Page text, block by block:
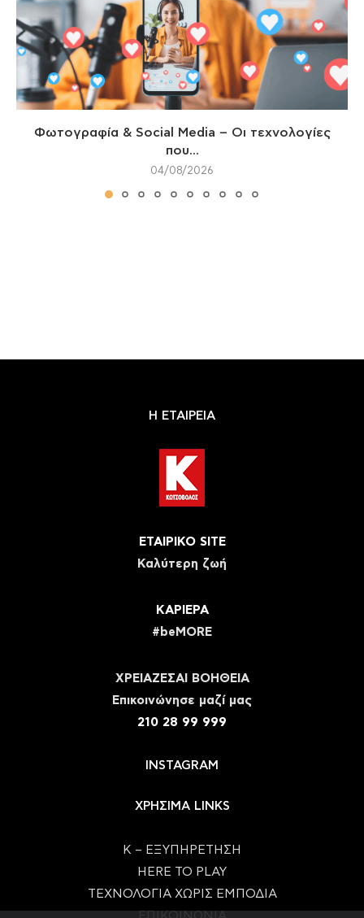
Φωτογραφία & Social Media – Οι τεχνολογίες
που...
04/08/2026
Η ΕΤΑΙΡΕΙΑ
ΕΤΑΙΡΙΚΟ SITE
Καλύτερη ζωή
ΚΑΡΙΕΡΑ
#beMORE
ΧΡΕΙΑΖΕΣΑΙ ΒΟΗΘΕΙΑ
Eπικοινώνησε μαζί μας
210 28 99 999
INSTAGRAM
ΧΡΗΣΙΜΑ LINKS
Κ – ΕΞΥΠΗΡΕΤΗΣΗ
HERE TO PLAY
ΤΕΧΝΟΛΟΓΙΑ ΧΩΡΙΣ ΕΜΠΟΔΙΑ